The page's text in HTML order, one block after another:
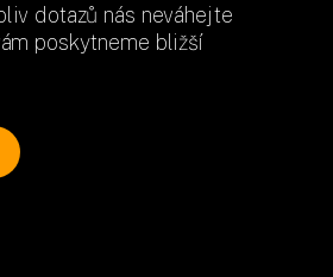
dotazů nás neváhejte
poskytneme bližší